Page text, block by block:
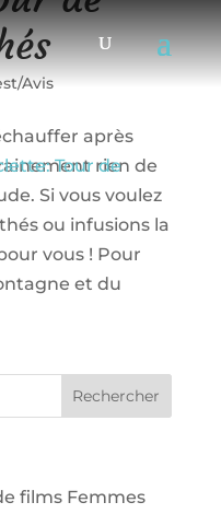
Avis
après
rien de
Si vous voulez
ou infusions la
vous ! Pour
et du
films Femmes